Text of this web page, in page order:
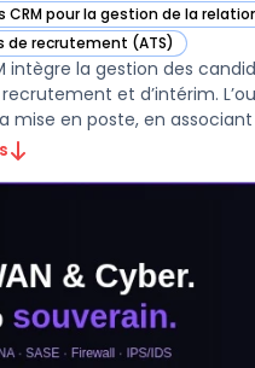
CRM pour la gestion de la
CRM dans cette catégorie
de recrutement (ATS)
CRM dans cette catégorie
intègre la gestion des
et d’intérim.
mise en poste, en